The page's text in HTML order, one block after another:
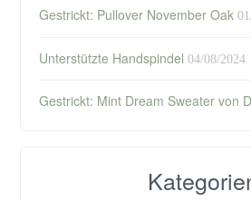
Gestrickt: Pullover November Oak
Unterstützte Handspindel 04/08/2024
Gestrickt: Mint Dream Sweater von